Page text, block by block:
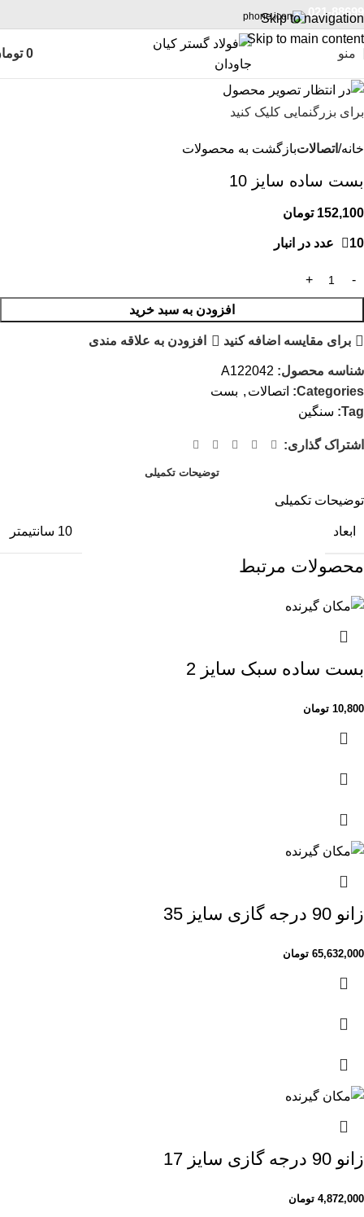
Skip to navigation
Skip to main content
021-88699
منو 0
برای بزرگنمایی کلیک کنید
خانه اتصالاتبازگشت به محصولات
بست ساده سایز 10
152,100 تومان
10 عدد در انبار
افزودن به سبد خرید
برای مقایسه اضافه کنید افزودن به علاقه مندی
شناسه محصول: A122042
Categories:
اتصالات , بست
Tag: سنگین
اشتراک گذاری:
توضیحات تکمیلی
توضیحات تکمیلی
ابعاد 10 سانتیمتر
محصولات مرتبط
بست ساده سبک سایز 2
10,800 تومان
زانو 90 درجه گازی سایز 35
65,632,000 تومان
زانو 90 درجه گازی سایز 17
4,872,000 تومان